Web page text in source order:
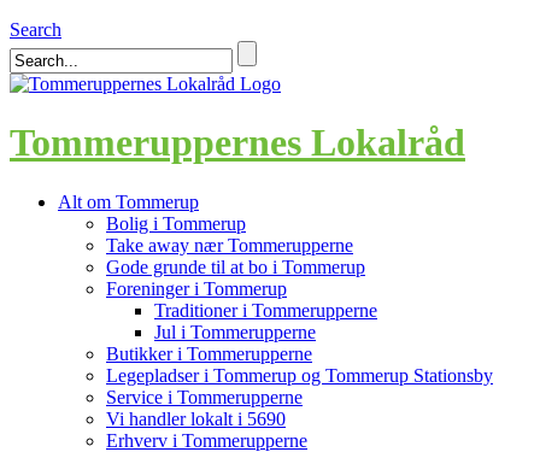
Search
Tommeruppernes Lokalråd
Alt om Tommerup
Bolig i Tommerup
Take away nær Tommerupperne
Gode grunde til at bo i Tommerup
Foreninger i Tommerup
Traditioner i Tommerupperne
Jul i Tommerupperne
Butikker i Tommerupperne
Legepladser i Tommerup og Tommerup Stationsby
Service i Tommerupperne
Vi handler lokalt i 5690
Erhverv i Tommerupperne